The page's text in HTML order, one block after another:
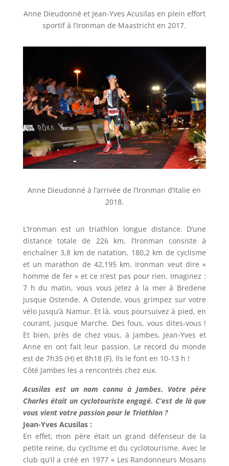
Anne Dieudonné et Jean-Yves Acusilas en plein effort
sportif à l’Ironman de Maastricht en 2017.
Anne Dieudonné à l’arrivée de l’Ironman d’Italie en
2018.
L’Ironman est un triathlon longue distance. D’une
distance totale de 226 km, l’Ironman consiste à
enchaîner 3,8 km de natation, 180,2 km de cyclisme
et un marathon de 42,195 km. Ironman veut dire «
homme de fer » et ce n’est pas pour rien. Imaginez :
7 h du matin, vous vous jetez à la mer à Bredene
jusque Ostende. A Ostende, vous grimpez sur votre
vélo jusqu’à Namur. Et là, vous poursuivez à pied, en
courant, jusque Marche. Des fous, vous dites-vous !
Et bien, près de chez vous, à Jambes, Jean-Yves et
Anne en ont fait leur passion. Le record du monde
est de 7h35 (H) et 8h18 (F). Ils le font en 10-13 h !
Côté Jambes les a rencontrés chez eux.
Acusilas est un nom connu à Jambes. Votre père
Charles était un cyclotouriste engagé. C’est de là que
vous vient votre passion pour le Triathlon ?
Jean-Yves Acusilas :
En effet, mon père était un grand défenseur de la
petite reine, du cyclisme et du cyclotourisme. Avec le
club qu’il a créé en 1977 « Les Randonneurs Mosans